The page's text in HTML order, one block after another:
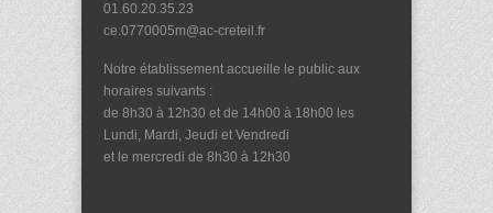
01.60.20.35.23
ce.0770005m@ac-creteil.fr
Notre établissement accueille le public aux
horaires suivants :
de 8h30 à 12h30 et de 14h00 à 18h00 les
Lundi, Mardi, Jeudi et Vendredi
et le mercredi de 8h30 à 12h30